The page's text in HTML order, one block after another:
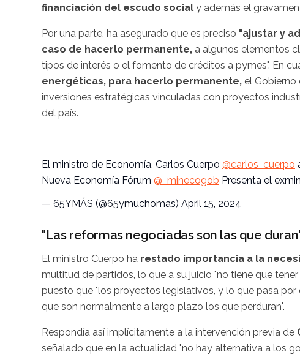
financiación del escudo social y además el
Por una parte, ha asegurado que es preciso "ajustar y
caso de hacerlo permanente, a algunos elementos
tipos de interés o el fomento de créditos a pymes". En
energéticas, para hacerlo permanente, el
inversiones estratégicas vinculadas con proyectos
del país.
El ministro de Economía, Carlos Cuerpo @carlos_cuerpo
Nueva Economía Fórum @_minecogob Presenta el
— 65YMÁS (@65ymuchomas) April 15, 2024
"Las reformas negociadas son las que
El ministro Cuerpo ha restado importancia a la
multitud de partidos, lo que a su juicio "no tiene que
puesto que "los proyectos legislativos, y lo que pasa
que son normalmente a largo plazo los que perduran".
Respondía así implícitamente a la intervención previa de
señalado que en la actualidad "no hay alternativa a los